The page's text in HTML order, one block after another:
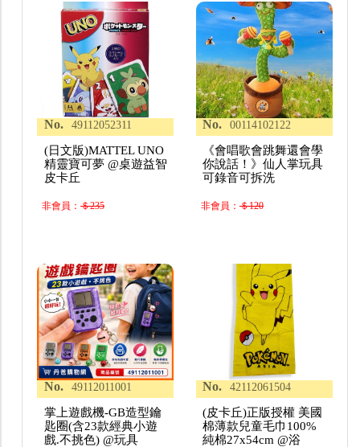
No. 49112052311
(日文版)MATTEL UNO
精靈寶可夢 @桌遊益智
皮卡丘
非會員：＄235
No. 00114102122
《會唱歌會跳舞還會學
你說話！》仙人掌玩具
可錄音可拆洗
非會員：＄120
No. 49112011001
掌上遊戲機-GB造型鑰
匙圈(含23款經典小遊
戲.不挑色) @玩具
No. 42112061504
(皮卡丘)正版授權 美國
棉薄款兒童毛巾100%
純棉27x54cm @浴